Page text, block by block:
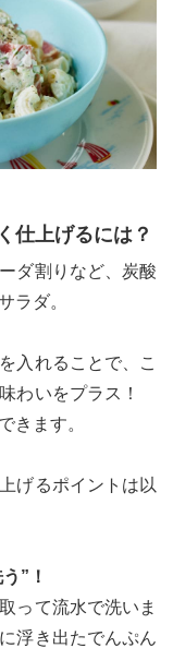
仕上げるには？
ダ割りなど、炭酸
ラダ。
入れることで、こ
わいをプラス！
きます。
げるポイントは以
”！
って流水で洗いま
浮き出たでんぷん